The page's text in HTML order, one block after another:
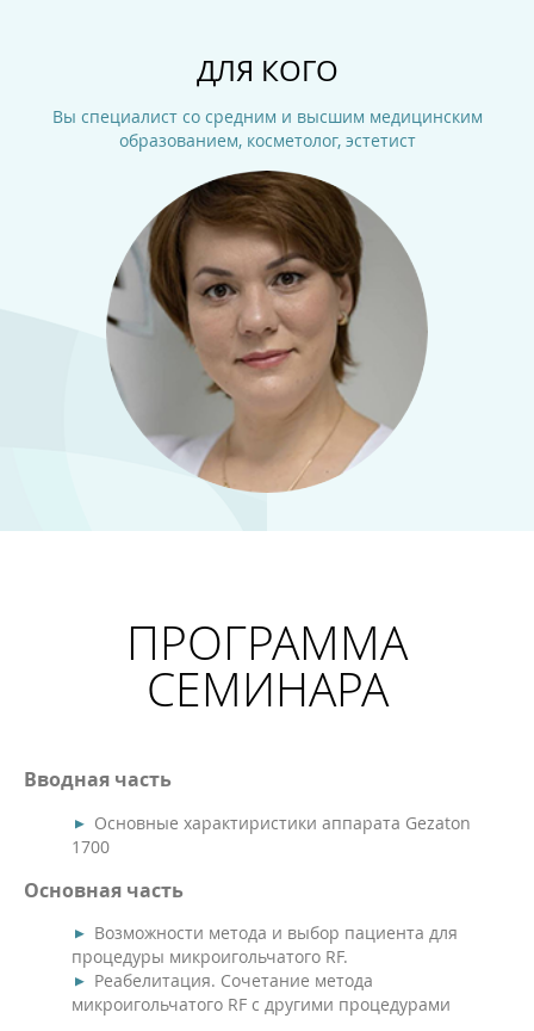
ДЛЯ КОГО
Вы специалист со средним и высшим медицинским
образованием, косметолог, эстетист
ПРОГРАММА
СЕМИНАРА
Вводная часть
Основные характиристики аппарата Gezaton
1700
Основная часть
Возможности метода и выбор пациента для
процедуры микроигольчатого RF.
Реабелитация. Сочетание метода
микроигольчатого RF с другими процедурами